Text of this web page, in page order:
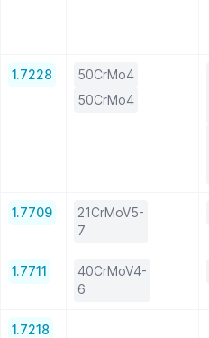
1.7228
50CrMo4
50CrMo4
1.7709
21CrMoV5-
7
1.7711
40CrMoV4-
6
1.7218